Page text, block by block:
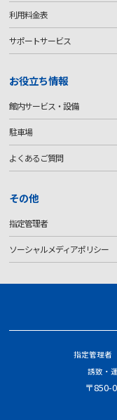
利用料金表
サポートサービス
お役立ち情報
館内サービス・設備
駐車場
よくあるご質問
その他
指定管理者
ソーシャルメディアポリシー
指定管理者
誘致・
〒850-